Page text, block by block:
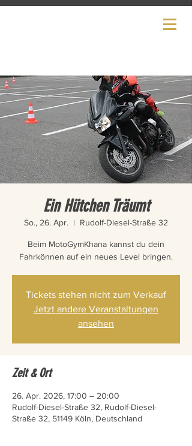
✦
WONKAS
TRAININGSFABRIK
Ein Hütchen Träumt
So., 26. Apr.
  |
Rudolf-Diesel-Straße 32
Beim MotoGymKhana kannst du dein
Fahrkönnen auf ein neues Level bringen.
Tickets stehen nicht zum Verkauf
Jetzt andere Veranstaltungen
ansehen
Zeit & Ort
26. Apr. 2026, 17:00 – 20:00
Rudolf-Diesel-Straße 32, Rudolf-Diesel-
Straße 32, 51149 Köln, Deutschland